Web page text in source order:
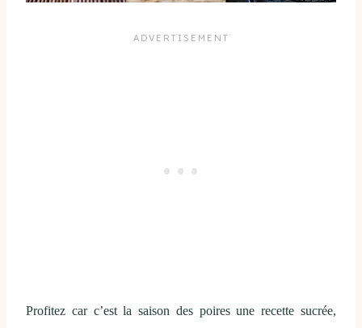
Profitez car c’est la saison des poires une recette sucrée,